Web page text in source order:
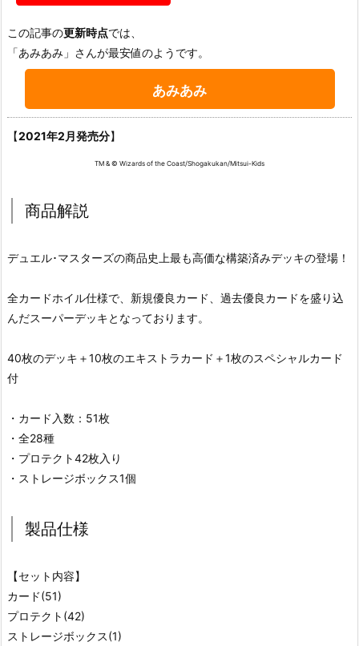
この記事の更新時点では、
「あみあみ」さんが最安値のようです。
あみあみ
【2021年2月発売分】
TM & © Wizards of the Coast/Shogakukan/Mitsui-Kids
商品解説
デュエル･マスターズの商品史上最も高価な構築済みデッキの登場！
全カードホイル仕様で、新規優良カード、過去優良カードを盛り込
んだスーパーデッキとなっております。
40枚のデッキ＋10枚のエキストラカード＋1枚のスペシャルカード
付
・カード入数：51枚
・全28種
・プロテクト42枚入り
・ストレージボックス1個
製品仕様
【セット内容】
カード(51)
プロテクト(42)
ストレージボックス(1)